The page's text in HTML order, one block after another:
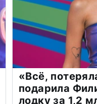
«Всё,
подарила
лодку за 1,2